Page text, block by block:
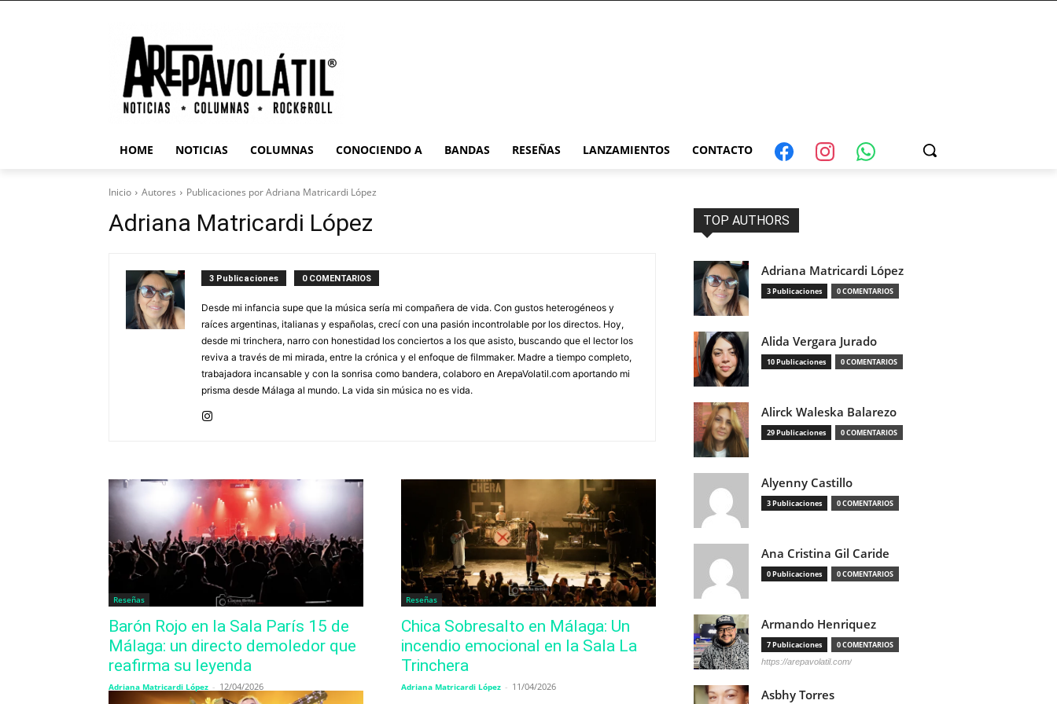
HOME NOTICIAS COLUMNAS CONOCIENDO A BANDAS RESEÑAS LANZAMIENTOS CONTACTO
Inicio Autores Publicaciones por Adriana Matricardi López
Adriana Matricardi López
3 Publicaciones 0 COMENTARIOS
Desde mi infancia supe que la música sería mi compañera de vida. Con gustos heterogéneos y
raíces argentinas, italianas y españolas, crecí con una pasión incontrolable por los directos. Hoy,
desde mi trinchera, narro con honestidad los conciertos a los que asisto, buscando que el lector los
reviva a través de mi mirada, entre la crónica y el enfoque de filmmaker. Madre a tiempo completo,
trabajadora incansable y con la sonrisa como bandera, colaboro en ArepaVolatil.com aportando mi
prisma desde Málaga al mundo. La vida sin música no es vida.
Reseñas
Barón Rojo en la Sala París 15 de
Málaga: un directo demoledor que
reafirma su leyenda
Adriana Matricardi López - 12/04/2026
Reseñas
Chica Sobresalto en Málaga: Un
incendio emocional en la Sala La
Trinchera
Adriana Matricardi López - 11/04/2026
TOP AUTHORS
Adriana Matricardi López
3 Publicaciones 0 COMENTARIOS
Alida Vergara Jurado
10 Publicaciones 0 COMENTARIOS
Alirck Waleska Balarezo
29 Publicaciones 0 COMENTARIOS
Alyenny Castillo
3 Publicaciones 0 COMENTARIOS
Ana Cristina Gil Caride
0 Publicaciones 0 COMENTARIOS
Armando Henriquez
7 Publicaciones 0 COMENTARIOS
https://arepavolatil.com/
Asbhy Torres